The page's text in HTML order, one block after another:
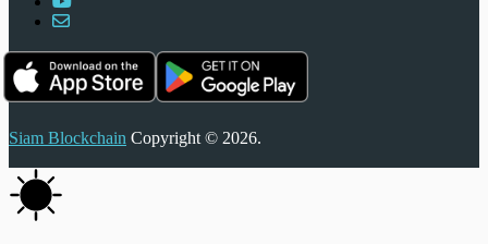
Siam Blockchain Copyright © 2026.